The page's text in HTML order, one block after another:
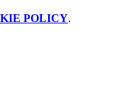
POLICY.